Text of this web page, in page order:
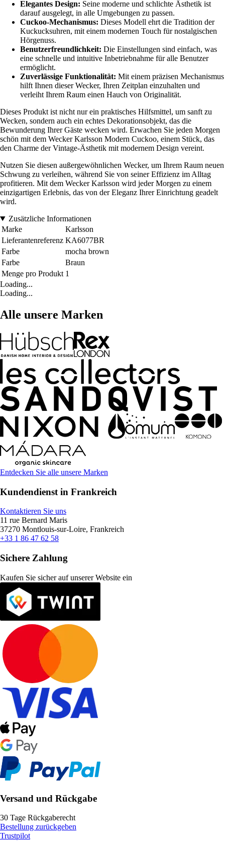
Elegantes Design: Seine moderne und schlichte Ästhetik ist
darauf ausgelegt, in alle Umgebungen zu passen.
Cuckoo-Mechanismus: Dieses Modell ehrt die Tradition der
Kuckucksuhren, mit einem modernen Touch für nostalgischen
Hörgenuss.
Benutzerfreundlichkeit: Die Einstellungen sind einfach, was
eine schnelle und intuitive Inbetriebnahme für alle Benutzer
ermöglicht.
Zuverlässige Funktionalität: Mit einem präzisen Mechanismus
hilft Ihnen dieser Wecker, Ihren Zeitplan einzuhalten und
verleiht Ihrem Raum einen Hauch von Originalität.
Dieses Produkt ist nicht nur ein praktisches Hilfsmittel, um sanft zu
Wecken, sondern auch ein echtes Dekorationsobjekt, das die
Bewunderung Ihrer Gäste wecken wird. Erwachen Sie jeden Morgen
schön mit dem Wecker Karlsson Modern Cuckoo, einem Stück, das
den Charme der Vintage-Ästhetik mit modernem Design vereint.
Nutzen Sie diesen außergewöhnlichen Wecker, um Ihrem Raum neuen
Schwung zu verleihen, während Sie von seiner Effizienz im Alltag
profitieren. Mit dem Wecker Karlsson wird jeder Morgen zu einem
einzigartigen Erlebnis, das von der Eleganz Ihrer Einrichtung geadelt
wird.
Zusätzliche Informationen
Marke
Karlsson
Lieferantenreferenz KA6077BR
Farbe
mocha brown
Farbe
Braun
Menge pro Produkt 1
Loading...
Loading...
Alle unsere Marken
Entdecken Sie alle unsere Marken
Kundendienst in Frankreich
Kontaktieren Sie uns
11 rue Bernard Maris
37270 Montlouis-sur-Loire, Frankreich
+33 1 86 47 62 58
Sichere Zahlung
Kaufen Sie sicher auf unserer Website ein
Versand und Rückgabe
30 Tage Rückgaberecht
Bestellung zurückgeben
Trustpilot